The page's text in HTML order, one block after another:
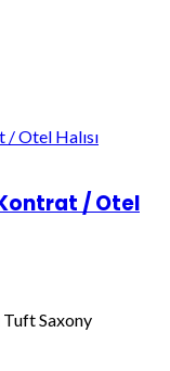
/ Otel
Saxony